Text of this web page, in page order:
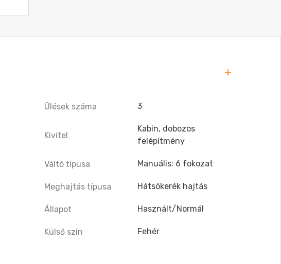
Ülések száma 3
Kivitel
Kabin, dobozos
felépítmény
Váltó típusa Manuális: 6 fokozat
Meghajtás típusa Hátsókerék hajtás
Állapot Használt/Normál
Külső szín Fehér